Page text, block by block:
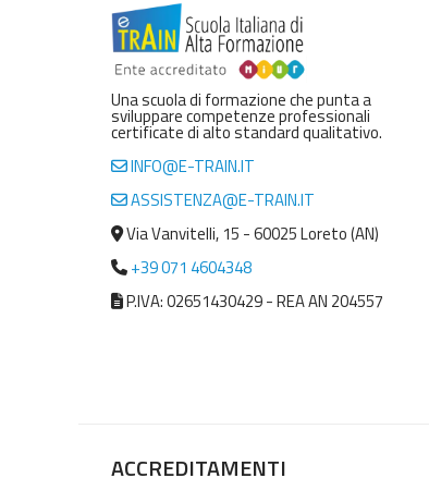
Una scuola di formazione che punta a
sviluppare competenze professionali
certificate di alto standard qualitativo.
INFO@E-TRAIN.IT
ASSISTENZA@E-TRAIN.IT
Via Vanvitelli, 15 - 60025 Loreto (AN)
+39 071 4604348
P.IVA: 02651430429 - REA AN 204557
ACCREDITAMENTI